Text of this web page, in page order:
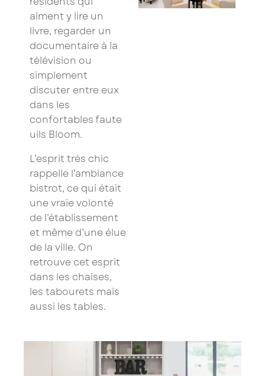
aiment y lire un
livre, regarder un
documentaire à la
télévision ou
simplement
discuter entre eux
dans les
confortablesfaute
uils Bloom.
L’esprit très chic
rappelle l’ambiance
bistrot, ce qui était
une vraie volonté
de l’établissement
et même d’une élue
de la ville. On
retrouve cet esprit
dans les chaises,
les tabourets mais
aussi les tables.